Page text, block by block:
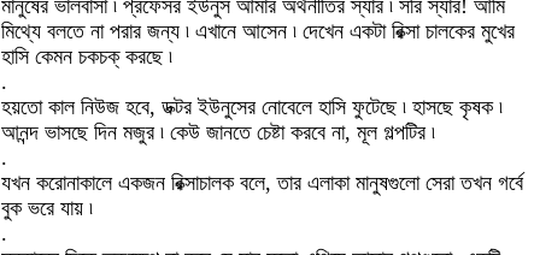
মানুষের ভালবাসা ৷ প্রফেসর ইউনুস আমার অর্থনীতির স্যার ৷ সরি স্যার! আমি
মিথ্যে বলতে না পরার জন্য ৷ এখানে আসেন ৷ দেখেন একটা রিক্সা চালকের মুখের
হাসি কেমন চকচক্ করছে ৷
.
হয়তো কাল নিউজ হবে, ডক্টর ইউনুসের নোবেলে হাসি ফুটেছে ৷ হাসছে কৃষক ৷
আনন্দ ভাসছে দিন মজুর ৷ কেউ জানতে চেষ্টা করবে না, মূল গল্পটির ৷
.
যখন করোনাকালে একজন রিক্সাচালক বলে, তার এলাকা মানুষগুলো সেরা তখন গর্বে
বুক ভরে যায় ৷
.